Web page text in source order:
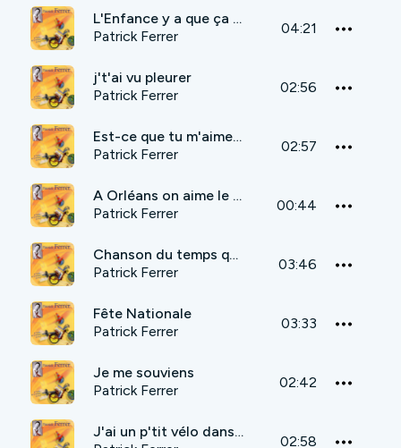
L'Enfance y a que ça de vrai
Patrick Ferrer
04:21
j't'ai vu pleurer
Patrick Ferrer
02:56
Est-ce que tu m'aimes encore?
Patrick Ferrer
02:57
A Orléans on aime le cinéma
Patrick Ferrer
00:44
Chanson du temps qu'il fait
Patrick Ferrer
03:46
Fête Nationale
Patrick Ferrer
03:33
Je me souviens
Patrick Ferrer
02:42
J'ai un p'tit vélo dans la tête
02:58